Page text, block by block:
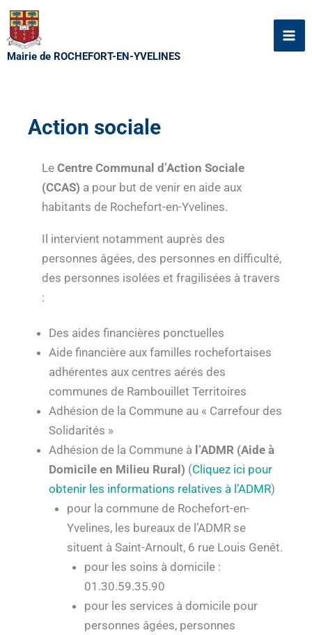
Aller
au
contenu
Mairie de ROCHEFORT-EN-YVELINES
Action sociale
Le Centre Communal d’Action Sociale
(CCAS) a pour but de venir en aide aux
habitants de Rochefort-en-Yvelines.
Il intervient notamment auprès des
personnes âgées, des personnes en difficulté,
des personnes isolées et fragilisées à travers
:
Des aides financières ponctuelles
Aide financière aux familles rochefortaises
adhérentes aux centres aérés des
communes de Rambouillet Territoires
Adhésion de la Commune au « Carrefour des
Solidarités »
Adhésion de la Commune à l’ADMR (Aide à
Domicile en Milieu Rural) (Cliquez ici pour
obtenir les informations relatives à l’ADMR)
pour la commune de Rochefort-en-
Yvelines, les bureaux de l’ADMR se
situent à Saint-Arnoult, 6 rue Louis Genêt.
pour les soins à domicile :
01.30.59.35.90
pour les services à domicile pour
personnes âgées, personnes